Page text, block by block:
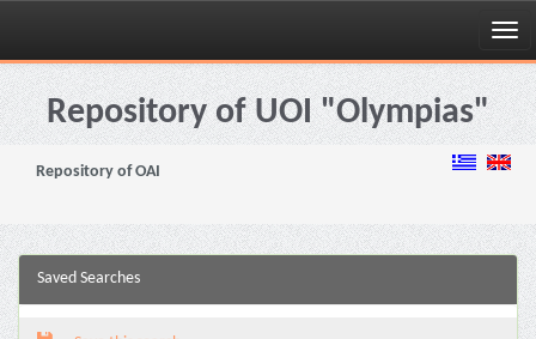
Skip
navigationRepository of UOI "Olympias"
Repository of OAI
Saved Searches